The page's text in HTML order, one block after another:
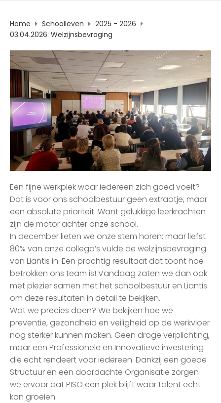
Home Schoolleven
2025 - 2026
03.04.2026: Welzijnsbevraging
Een fijne werkplek waar iedereen zich goed voelt?
Dat is voor ons schoolbestuur geen extraatje, maar
een absolute prioriteit. Want gelukkige leerkrachten
zijn de motor achter onze school.
In december lieten we onze stem horen: maar liefst
80% van onze collega’s vulde de welzijnsbevraging
van Liantis in. Een prachtig resultaat dat toont hoe
betrokken ons team is! Vandaag zaten we dan ook
met plezier samen met het schoolbestuur en Liantis
om deze resultaten in detail te bekijken.
Wat we precies doen? We bekijken hoe we
preventie, gezondheid en veiligheid op de werkvloer
nog sterker kunnen maken. Geen droge verplichting,
maar een Professionele en Innovatieve investering
die echt rendeert voor iedereen. Dankzij een goede
Structuur en een doordachte Organisatie zorgen
we ervoor dat PISO een plek blijft waar talent echt
kan groeien.